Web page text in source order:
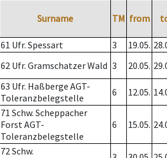
Surname TM from
61 Ufr. Spessart 3 19.05.
62 Ufr. Gramschatzer Wald 3 20.05.
63 Ufr. Haßberge AGT-
Toleranzbelegstelle
6 12.05.
71 Schw. Scheppacher
Forst AGT-
Toleranzbelegstelle
6 15.05.
72 Schw.